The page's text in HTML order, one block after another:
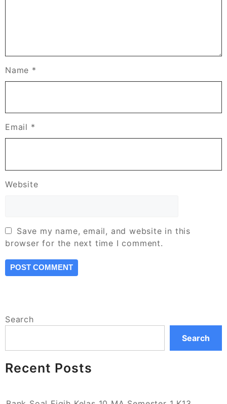
Name *
Email *
Website
Save my name, email, and website in this
browser for the next time I comment.
Search
Search
Recent Posts